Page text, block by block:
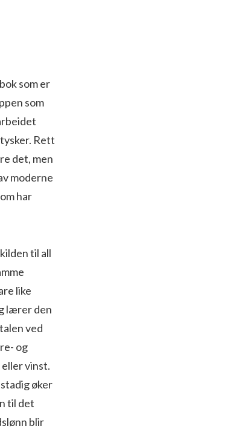
som er
som
Rett
det, men
moderne
har
til all
like
lærer den
ved
og
vinst.
øker
til det
blir